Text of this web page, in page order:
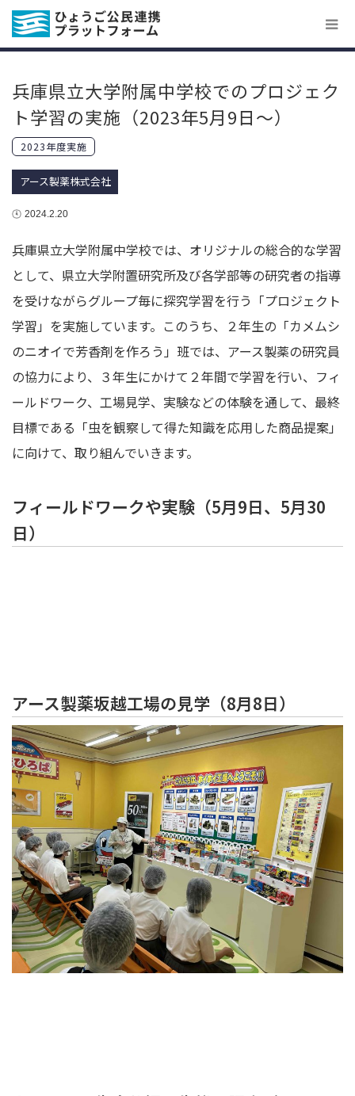
兵庫県立大学附属中学校でのプロジェク
ト学習の実施（2023年5月9日～）
2023年度実施
アース製薬株式会社
2024.2.20
兵庫県立大学附属中学校では、オリジナルの総合的な学習
として、県立大学附置研究所及び各学部等の研究者の指導
を受けながらグループ毎に探究学習を行う「プロジェクト
学習」を実施しています。このうち、２年生の「カメムシ
のニオイで芳香剤を作ろう」班では、アース製薬の研究員
の協力により、３年生にかけて２年間で学習を行い、フィ
ールドワーク、工場見学、実験などの体験を通して、最終
目標である「虫を観察して得た知識を応用した商品提案」
に向けて、取り組んでいきます。
フィールドワークや実験（5月9日、5月30
日）
アース製薬坂越工場の見学（8月8日）